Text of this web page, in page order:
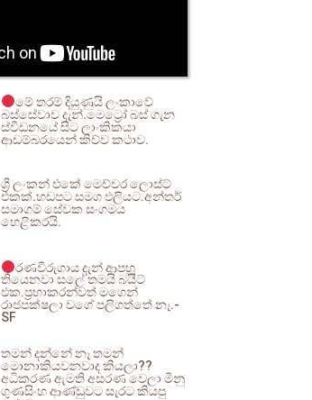
මේ තරම් දියුණුයි ලංකාවේ
බස්සේවාව දැන්.මෙට්‍රෝ බස් ගැන
ස්වීඩනයේ සිට ලාංකිකයා
ආඩම්බරයෙන් කිව්ව කථාව.
ශ්‍රී ලංකන් එකේ මෙච්චර ලොස්ට්
එකක්.හඩපට සමග එලියට.අන්තර්
සමාගම් සේවක සංගමය
හෙළිකරයි.
රණවිරුගාය දැන් ආපහු
තියෙනවා සලේ තමයි බයිට්
එක.ප්‍රභාකරන්වත් මගෙන්
රාජපක්ෂලා වගේ පලිගත්තේ නෑ.-
SF
තමන් දන්නේ නෑ තමන්
මොනාකියවනවාද කියලා??
අධිකරණ ඇමති අසරණ වෙලා මීනු
ගුණසිංහ ආණ්ඩුවට සැරට කියපු